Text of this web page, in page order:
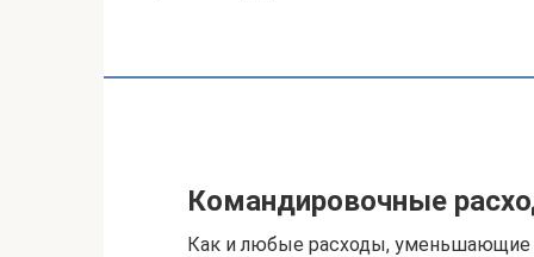
Командировочные
Как и любые расходы, уменьшающие